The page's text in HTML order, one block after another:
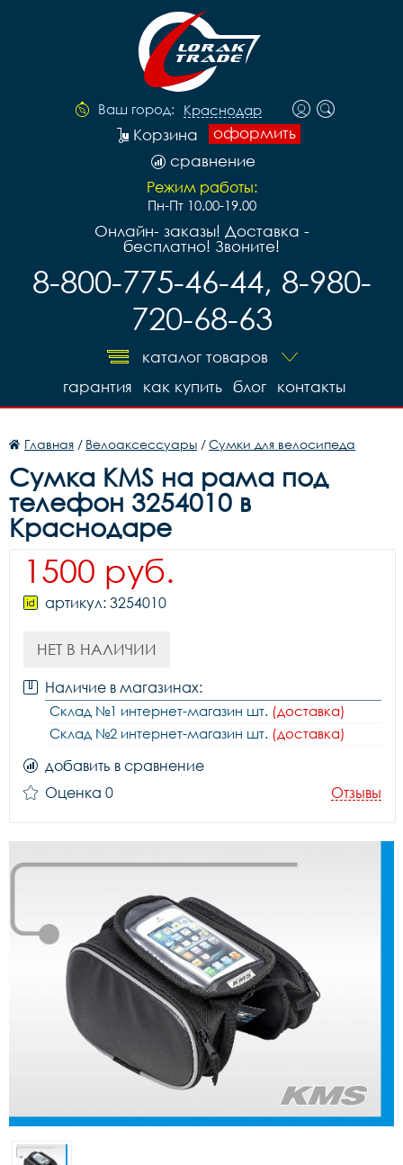
Ваш город: Краснодар
оформить
Корзина
сравнение
Режим работы:
Пн-Пт 10.00-19.00
Онлайн- заказы! Доставка -
бесплатно! Звоните!
8-800-775-46-44, 8-980-
720-68-63
каталог товаров
контакты
блог
как купить
гарантия
Главная / Велоаксессуары /Сумки для велосипеда
Сумка KMS на рама под
телефон 3254010 в
Краснодаре
1500 руб.
артикул: 3254010
НЕТ В НАЛИЧИИ
Наличие в магазинах:
Склад №1 интернет-магазин шт. (доставка)
Склад №2 интернет-магазин шт. (доставка)
добавить в сравнение
Оценка 0
Отзывы